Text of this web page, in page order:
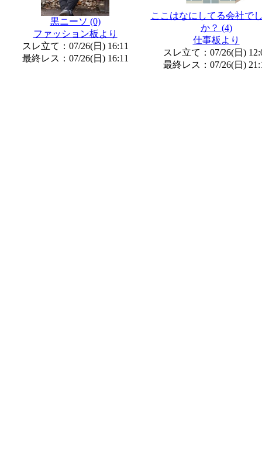
黒ニーソ (0)
ファッション板より
スレ立て：07/26(日) 16:11
最終レス：07/26(日) 16:11
ここはなにしてる会社で
か？ (4)
仕事板より
スレ立て：07/26(日)
最終レス：07/26(日)